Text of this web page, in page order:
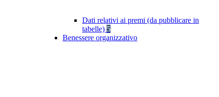
Dati relativi ai premi (da pubblicare in
tabelle) 5
Benessere organizzativo